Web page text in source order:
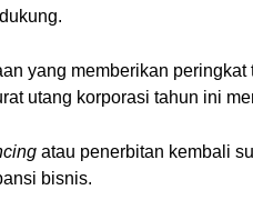
yang memberikan
utang korporasi tahun ini
atau penerbitan kembali
bisnis.